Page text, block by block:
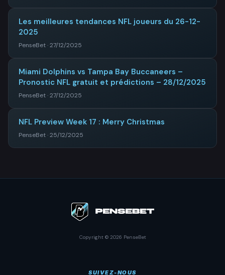
Les meilleures tendances NFL joueurs du 26-12-
2025
PenseBet · 27/12/2025
Miami Dolphins vs Tampa Bay Buccaneers –
Pronostic NFL gratuit et prédictions – 28/12/2025
PenseBet · 27/12/2025
NFL Preview Week 17 : Merry Christmas
PenseBet · 25/12/2025
Copyright © 2026 PenseBet
SUIVEZ-NOUS